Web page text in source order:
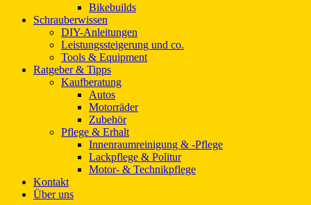
Bikebuilds
Schrauberwissen
DIY-Anleitungen
Leistungssteigerung und co.
Tools & Equipment
Ratgeber & Tipps
Kaufberatung
Autos
Motorräder
Zubehör
Pflege & Erhalt
Innenraumreinigung & -Pflege
Lackpflege & Politur
Motor- & Technikpflege
Kontakt
Über uns